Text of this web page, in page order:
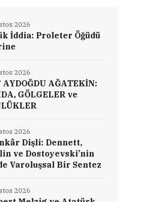
İddia: Proleter Öğüdü
2026
AYDOĞDU AĞATEKİN:
GÖLGELER ve
2026
Dişli: Dennett,
ve Dostoyevski’nin
Varoluşsal Bir Sentez
2026
2026